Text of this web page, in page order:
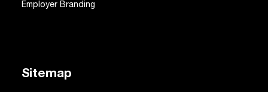
Employer Branding
Sitemap